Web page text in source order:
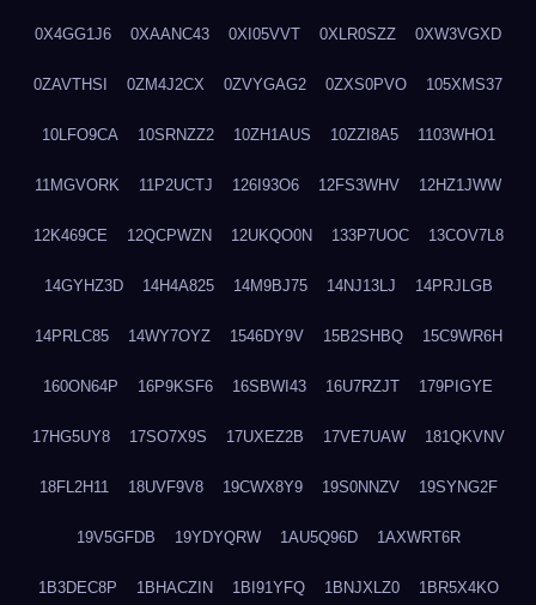
0X4GG1J6 0XAANC43 0XI05VVT 0XLR0SZZ 0XW3VGXD
0ZAVTHSI 0ZM4J2CX 0ZVYGAG2 0ZXS0PVO 105XMS37
10LFO9CA 10SRNZZ2 10ZH1AUS 10ZZI8A5 1103WHO1
11MGVORK 11P2UCTJ 126I93O6 12FS3WHV 12HZ1JWW
12K469CE 12QCPWZN 12UKQO0N 133P7UOC 13COV7L8
14GYHZ3D 14H4A825 14M9BJ75 14NJ13LJ 14PRJLGB
14PRLC85 14WY7OYZ 1546DY9V 15B2SHBQ 15C9WR6H
160ON64P 16P9KSF6 16SBWI43 16U7RZJT 179PIGYE
17HG5UY8 17SO7X9S 17UXEZ2B 17VE7UAW 181QKVNV
18FL2H11 18UVF9V8 19CWX8Y9 19S0NNZV 19SYNG2F
19V5GFDB 19YDYQRW 1AU5Q96D 1AXWRT6R
1B3DEC8P 1BHACZIN 1BI91YFQ 1BNJXLZ0 1BR5X4KO